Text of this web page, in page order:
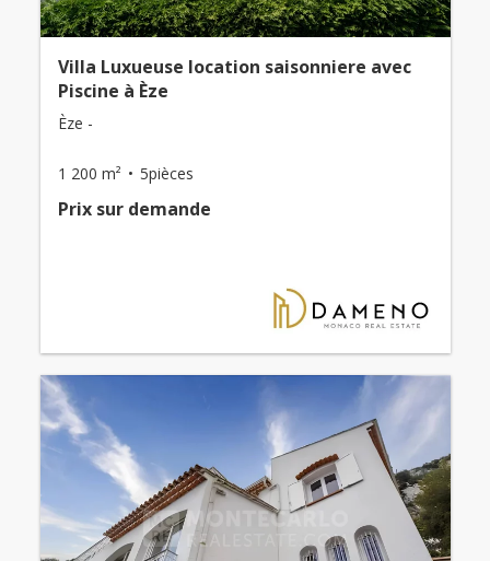
Villa Luxueuse location saisonniere avec
Piscine à Èze
Èze -
1 200 m² 5pièces
Prix ​​sur demande